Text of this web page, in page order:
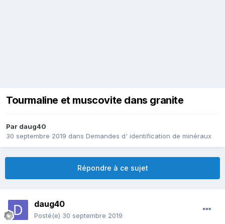
Tourmaline et muscovite dans granite
Par daug40
30 septembre 2019 dans Demandes d' identification de minéraux
Répondre à ce sujet
daug40
Posté(e) 30 septembre 2019